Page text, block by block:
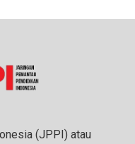
(JPPI) atau